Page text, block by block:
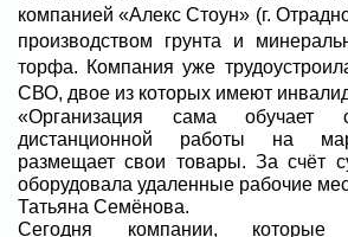
компанией «Алекс Стоун» (г.
производством грунта и
торфа. Компания уже
СВО, двое из которых имеют
«Организация сама обучает
дистанционной работы на
размещает свои товары. За счёт
оборудовала удаленные рабочие
Татьяна Семёнова.
Сегодня компании, которые